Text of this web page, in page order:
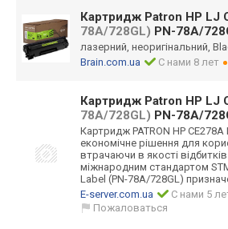
Картридж Patron HP LJ
78A/728GL) PN-78A/
лазерний, неоригінальний,
Brain.com.ua
С нами 8 лет
Картридж Patron HP LJ
78A/728GL) PN-78A/
Картридж PATRON HP
економічне рішення для
втрачаючи в якості
міжнародним стандартом
Label (PN-78A/728GL)
E-server.com.ua
С нами 5
Пожаловаться